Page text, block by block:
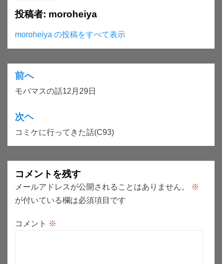
投稿者: moroheiya
moroheiya の投稿をすべて表示
投
稿
ナ
ビ
ゲ
ー
シ
ョ
ン
前へ
モバマスの話12月29日
次ヘ
コミケに行ってきた話(C93)
コメントを残す
メールアドレスが公開されることはありません。
※
が付いている欄は必須項目です
コメント ※